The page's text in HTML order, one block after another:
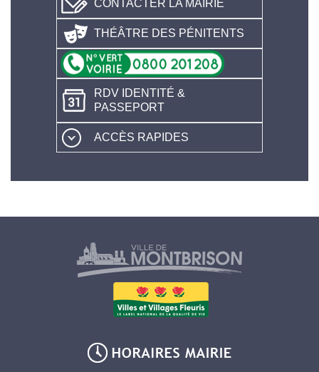
CONTACTER LA MAIRIE
THÉÂTRE DES PÉNITENTS
RDV IDENTITÉ &
PASSEPORT
ACCÈS RAPIDES